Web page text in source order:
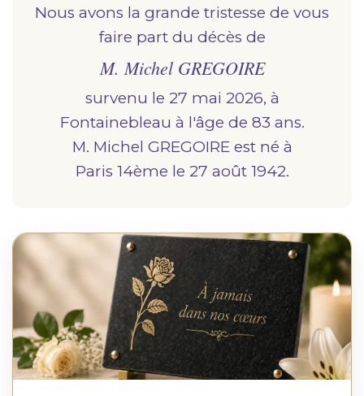
Demander un devis marbrerie
Nous avons la grande tristesse de vous
faire part du décès de
M. Michel GREGOIRE
survenu le 27 mai 2026, à
fontainebleau à l'âge de 83 ans.
M. Michel GREGOIRE est né à
paris 14ème le 27 août 1942.